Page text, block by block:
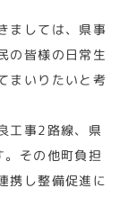
ましては、県事
の皆様の日常生
まいりたいと考
工事2路線、県
その他町負担
携し整備促進に